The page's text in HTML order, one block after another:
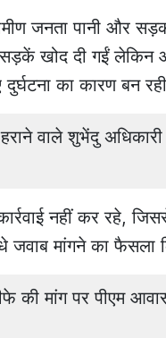
जनता पानी और
सड़कें खोद दी गईं
का कारण बन
वाले शुभेंदु
नहीं कर रहे,
जवाब मांगने का फैसला
की मांग पर पीएम